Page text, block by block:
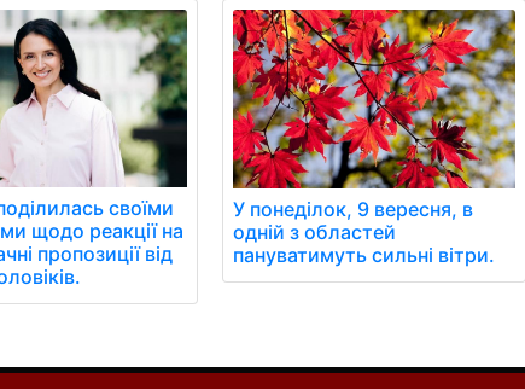
своїми
щодо реакції на
пропозиції від
У понеділок, 9 вересня, в
одній з областей
пануватимуть сильні вітри.